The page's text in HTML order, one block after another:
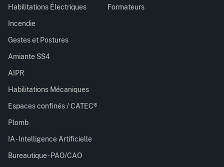
Habilitations Électriques
Incendie
Gestes et Postures
Amiante SS4
AIPR
Habilitations Mécaniques
Espaces confinés / CATEC®
Plomb
IA - Intelligence Artificielle
Bureautique - PAO/CAO
Formateurs